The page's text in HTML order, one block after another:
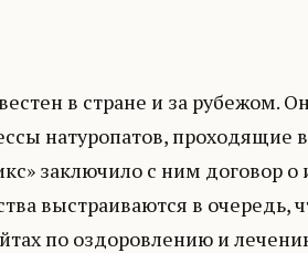
в стране и за рубежом.
натуропатов, проходящие
заключило с ним договор о
выстраиваются в очередь,
по оздоровлению и